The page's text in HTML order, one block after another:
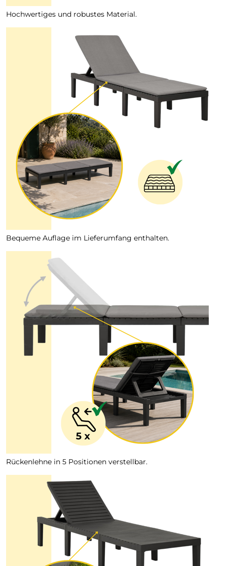
Hochwertiges und robustes Material.
Bequeme Auflage im Lieferumfang enthalten.
Rückenlehne in 5 Positionen verstellbar.